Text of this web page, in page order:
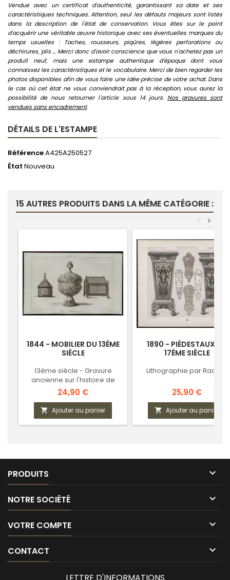
Vendue avec un certificat d'authenticité, garantissant sa date et ses
caractéristiques techniques. Attention, seul les défauts majeurs sont listés
dans la description de l'état de conservation. Vous êtes sur le point
d'acquérir une véritable œuvre historique avec ses éventuelles marques du
temps usuelles : Taches, rousseurs, piqûres, légères perforations ou
déchirures, plis ... Merci donc d'avoir conscience que vous n'achetez pas un
produit neuf, mais une estampe authentique d'époque dont vous
connaissez les caractéristiques et le vocabulaire. Merci de bien regarder les
photos disponibles afin de vous faire une idée précise de votre achat. Dans
le cas où cet état ne vous conviendrait pas à la réception, vous aurez la
possibilité de nous retourner l'article sous 14 jours. Nos gravures sont
vendues sans encadrement.
DÉTAILS DE L'ESTAMPE
RéférenceA425A250527
État Nouveau
15 AUTRES PRODUITS DANS LA MÊME CATÉGORIE :
>
<
1844 - MOBILIER DU 13ÈME
SIÈCLE
13ème siècle - Gravure
ancienne sur l'histoire de
France
Prix
24,90 €
 Ajouter au panier
1890 - PIÉDESTAUX DU
17ÈME SIÈCLE
Lithographie par Racinet
Prix
25,90 €
 Ajouter au panier
PRODUITS 
NOTRE SOCIÉTÉ 
VOTRE COMPTE 
CONTACT 
LETTRE D'INFORMATIONS